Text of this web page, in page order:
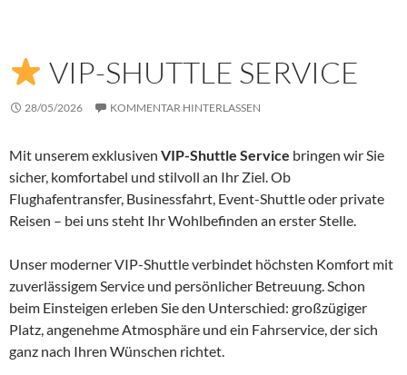
VIP-SHUTTLE SERVICE
28/05/2026 KOMMENTAR HINTERLASSEN
Mit unserem exklusiven VIP-Shuttle Service bringen wir Sie
sicher, komfortabel und stilvoll an Ihr Ziel. Ob
Flughafentransfer, Businessfahrt, Event-Shuttle oder private
Reisen – bei uns steht Ihr Wohlbefinden an erster Stelle.
Unser moderner VIP-Shuttle verbindet höchsten Komfort mit
zuverlässigem Service und persönlicher Betreuung. Schon
beim Einsteigen erleben Sie den Unterschied: großzügiger
Platz, angenehme Atmosphäre und ein Fahrservice, der sich
ganz nach Ihren Wünschen richtet.